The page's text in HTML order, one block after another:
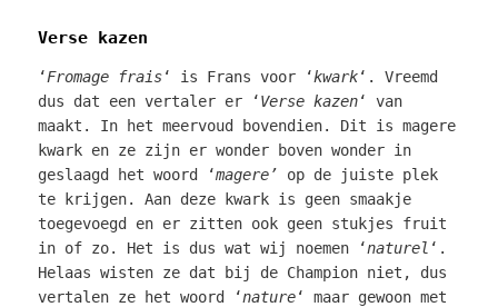
Verse kazen
‘Fromage frais‘ is Frans voor ‘kwark‘. Vreemd
dus dat een vertaler er ‘Verse kazen‘ van
maakt. In het meervoud bovendien. Dit is magere
kwark en ze zijn er wonder boven wonder in
geslaagd het woord ‘magere’ op de juiste plek
te krijgen. Aan deze kwark is geen smaakje
toegevoegd en er zitten ook geen stukjes fruit
in of zo. Het is dus wat wij noemen ‘naturel ‘.
Helaas wisten ze dat bij de Champion niet, dus
vertalen ze het woord ‘nature‘ maar gewoon met